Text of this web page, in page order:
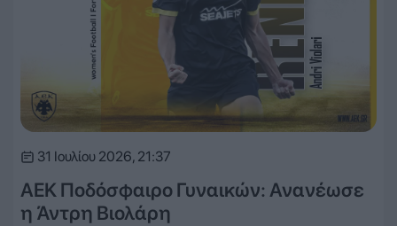
31 Ιουλίου 2026, 21:37
ΑΕΚ Ποδόσφαιρο Γυναικών: Ανανέωσε
η Άντρη Βιολάρη